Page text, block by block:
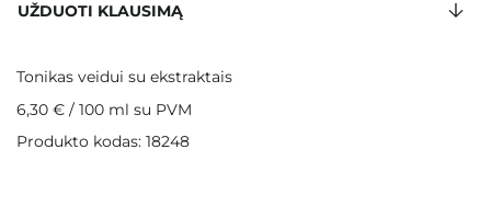
UŽDUOTI KLAUSIMĄ
Tonikas veidui su ekstraktais
6,30 € / 100 ml su PVM
Produkto kodas: 18248